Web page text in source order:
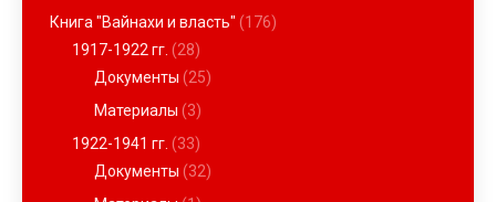
Книга "Вайнахи и власть" (176)
1917-1922 гг. (28)
Документы (25)
Материалы (3)
1922-1941 гг. (33)
Документы (32)